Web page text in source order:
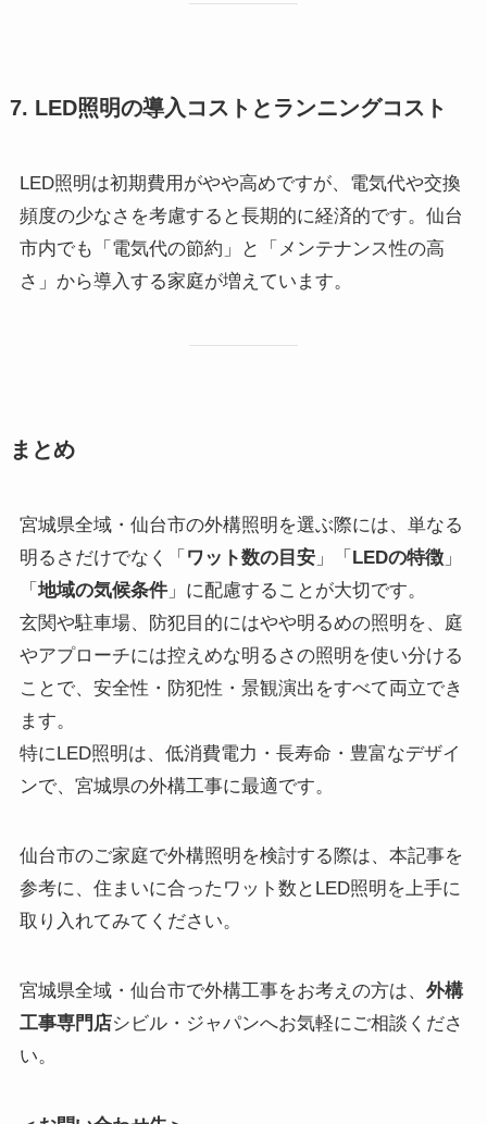
7. LED照明の導入コストとランニングコスト
LED照明は初期費用がやや高めですが、電気代や交換
頻度の少なさを考慮すると長期的に経済的です。仙台
市内でも「電気代の節約」と「メンテナンス性の高
さ」から導入する家庭が増えています。
まとめ
宮城県全域・仙台市の外構照明を選ぶ際には、単なる
明るさだけでなく「 ワット数の目安」「 LEDの特徴」
「 地域の気候条件」に配慮することが大切です。
玄関や駐車場、防犯目的にはやや明るめの照明を、庭
やアプローチには控えめな明るさの照明を使い分ける
ことで、安全性・防犯性・景観演出をすべて両立でき
ます。
特にLED照明は、低消費電力・長寿命・豊富なデザイ
ンで、宮城県の外構工事に最適です。
仙台市のご家庭で外構照明を検討する際は、本記事を
参考に、住まいに合ったワット数とLED照明を上手に
取り入れてみてください。
宮城県全域・仙台市で外構工事をお考えの方は、 外構
工事専門店シビル・ジャパンへお気軽にご相談くださ
い。